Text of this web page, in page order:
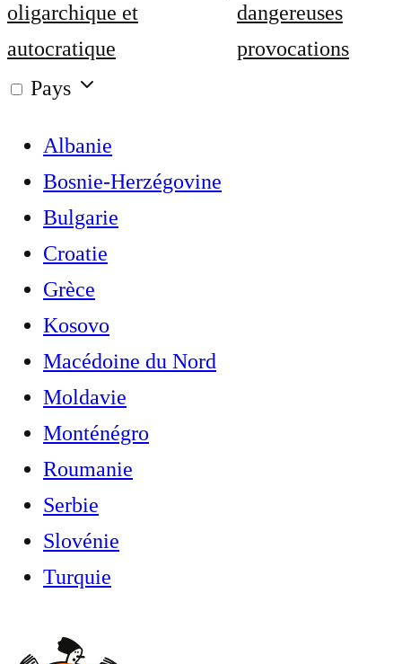
oligarchique et
autocratique
dangereuses
provocations
Pays
Albanie
Bosnie-Herzégovine
Bulgarie
Croatie
Grèce
Kosovo
Macédoine du Nord
Moldavie
Monténégro
Roumanie
Serbie
Slovénie
Turquie